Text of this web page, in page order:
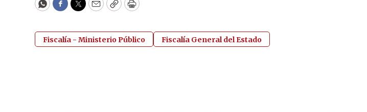
WhatsApp
Facebook
Twitter
EmailCopyPrint
Fiscalía - Ministerio Público Fiscalía General del Estado